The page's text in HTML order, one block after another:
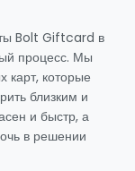
Bolt Giftcard в
процесс. Мы
которые
близким и
и быстр, а
в решении